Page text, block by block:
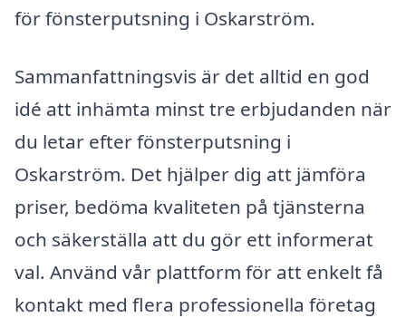
för fönsterputsning i Oskarström.
Sammanfattningsvis är det alltid en god
idé att inhämta minst tre erbjudanden när
du letar efter fönsterputsning i
Oskarström. Det hjälper dig att jämföra
priser, bedöma kvaliteten på tjänsterna
och säkerställa att du gör ett informerat
val. Använd vår plattform för att enkelt få
kontakt med flera professionella företag